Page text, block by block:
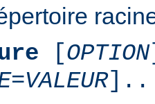
[OPTION
=VALEUR